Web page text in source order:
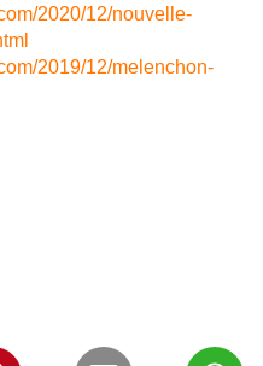
2020/12/nouvelle-
2019/12/melenchon-